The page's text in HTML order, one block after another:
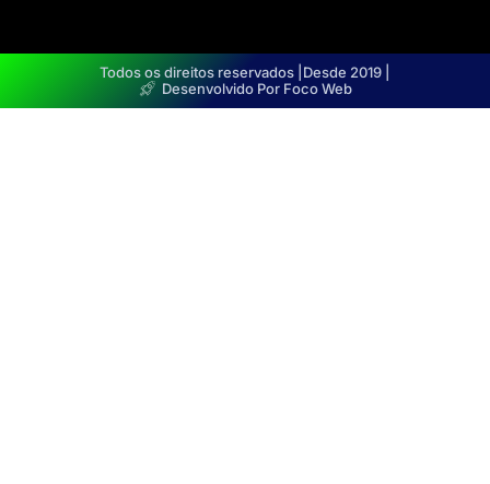
Todos os direitos reservados | Desde 2019 |
Desenvolvido Por Foco Web